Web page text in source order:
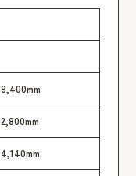
8,400mm
2,800mm
4,140mm